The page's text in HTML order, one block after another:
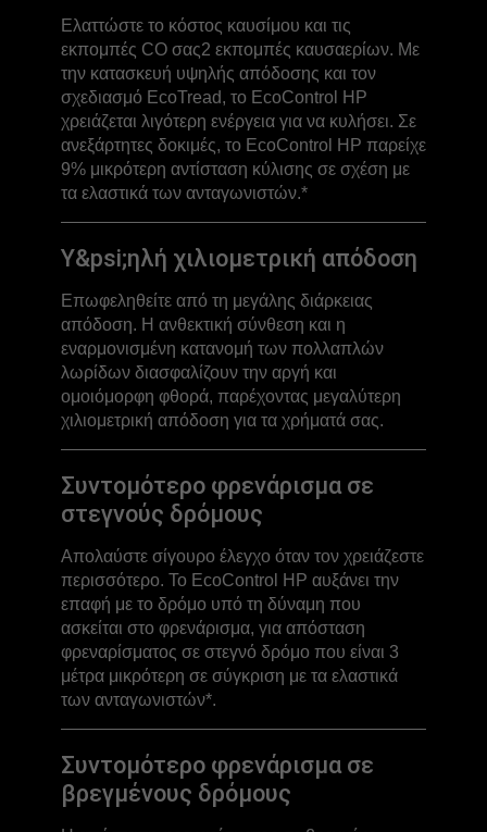
Ελαττώστε το κόστος καυσίμου και τις
εκπομπές CO σας2 εκπομπές καυσαερίων. Με
την κατασκευή υψηλής απόδοσης και τον
σχεδιασμό EcoTread, το EcoControl HP
χρειάζεται λιγότερη ενέργεια για να κυλήσει. Σε
ανεξάρτητες δοκιμές, το EcoControl ΗΡ παρείχε
9% μικρότερη αντίσταση κύλισης σε σχέση με
τα ελαστικά των ανταγωνιστών.*
Υ&psi;ηλή χιλιομετρική απόδοση
Επωφεληθείτε από τη μεγάλης διάρκειας
απόδοση. Η ανθεκτική σύνθεση και η
εναρμονισμένη κατανομή των πολλαπλών
λωρίδων διασφαλίζουν την αργή και
ομοιόμορφη φθορά, παρέχοντας μεγαλύτερη
χιλιομετρική απόδοση για τα χρήματά σας.
Συντομότερο φρενάρισμα σε
στεγνούς δρόμους
Απολαύστε σίγουρο έλεγχο όταν τον χρειάζεστε
περισσότερο. Το EcoControl ΗΡ αυξάνει την
επαφή με το δρόμο υπό τη δύναμη που
ασκείται στο φρενάρισμα, για απόσταση
φρεναρίσματος σε στεγνό δρόμο που είναι 3
μέτρα μικρότερη σε σύγκριση με τα ελαστικά
των ανταγωνιστών*.
Συντομότερο φρενάρισμα σε
βρεγμένους δρόμους